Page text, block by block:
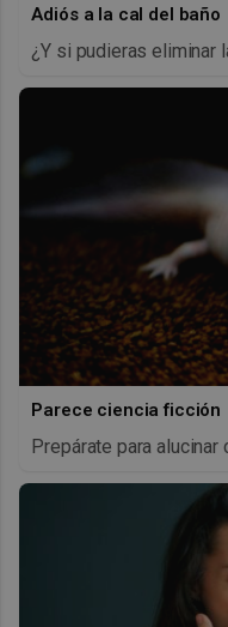
Adiós a la cal del baño
¿Y si pudieras eliminar
Parece ciencia ficción
Prepárate para